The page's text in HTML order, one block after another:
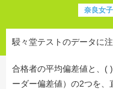
奈良女
駸々堂テストのデータに
合格者の平均偏差値と、(
ーダー偏差値）の2つを、